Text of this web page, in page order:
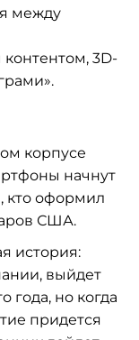
между
3D-
».
корпусе
начнут
кто оформил
США.
история:
выйдет
года, но когда
придется